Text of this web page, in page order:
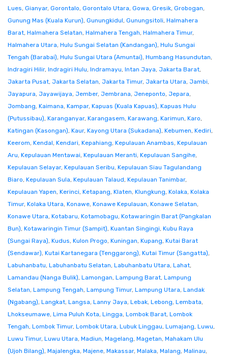
Lues, Gianyar, Gorontalo, Gorontalo Utara, Gowa, Gresik, Grobogan,
Gunung Mas (Kuala Kurun), Gunungkidul, Gunungsitoli, Halmahera
Barat, Halmahera Selatan, Halmahera Tengah, Halmahera Timur,
Halmahera Utara, Hulu Sungai Selatan (Kandangan), Hulu Sungai
Tengah (Barabai), Hulu Sungai Utara (Amuntai), Humbang Hasundutan,
Indragiri Hilir, Indragiri Hulu, Indramayu, Intan Jaya, Jakarta Barat,
Jakarta Pusat, Jakarta Selatan, Jakarta Timur, Jakarta Utara, Jambi,
Jayapura, Jayawijaya, Jember, Jembrana, Jeneponto, Jepara,
Jombang, Kaimana, Kampar, Kapuas (Kuala Kapuas), Kapuas Hulu
(Putussibau), Karanganyar, Karangasem, Karawang, Karimun, Karo,
Katingan (Kasongan), Kaur, Kayong Utara (Sukadana), Kebumen, Kediri,
Keerom, Kendal, Kendari, Kepahiang, Kepulauan Anambas, Kepulauan
Aru, Kepulauan Mentawai, Kepulauan Meranti, Kepulauan Sangihe,
Kepulauan Selayar, Kepulauan Seribu, Kepulauan Siau Tagulandang
Biaro, Kepulauan Sula, Kepulauan Talaud, Kepulauan Tanimbar,
Kepulauan Yapen, Kerinci, Ketapang, Klaten, Klungkung, Kolaka, Kolaka
Timur, Kolaka Utara, Konawe, Konawe Kepulauan, Konawe Selatan,
Konawe Utara, Kotabaru, Kotamobagu, Kotawaringin Barat (Pangkalan
Bun), Kotawaringin Timur (Sampit), Kuantan Singingi, Kubu Raya
(Sungai Raya), Kudus, Kulon Progo, Kuningan, Kupang, Kutai Barat
(Sendawar), Kutai Kartanegara (Tenggarong), Kutai Timur (Sangatta),
Labuhanbatu, Labuhanbatu Selatan, Labuhanbatu Utara, Lahat,
Lamandau (Nanga Bulik), Lamongan, Lampung Barat, Lampung
Selatan, Lampung Tengah, Lampung Timur, Lampung Utara, Landak
(Ngabang), Langkat, Langsa, Lanny Jaya, Lebak, Lebong, Lembata,
Lhokseumawe, Lima Puluh Kota, Lingga, Lombok Barat, Lombok
Tengah, Lombok Timur, Lombok Utara, Lubuk Linggau, Lumajang, Luwu,
Luwu Timur, Luwu Utara, Madiun, Magelang, Magetan, Mahakam Ulu
(Ujoh Bilang), Majalengka, Majene, Makassar, Malaka, Malang, Malinau,